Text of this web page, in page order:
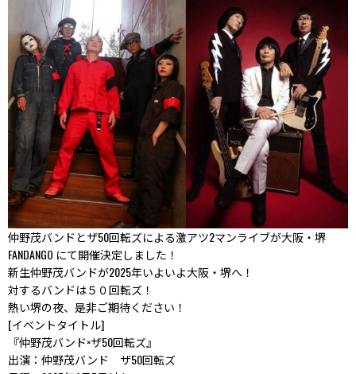
仲野茂バンドとザ50回転ズによる激アツ2マンライブが大阪・堺
FANDANGO にて開催決定しました！
新生仲野茂バンドが2025年いよいよ大阪・堺へ！
対するバンドは５０回転ズ！
熱い堺の夜、是非ご期待ください！
[イベントタイトル]
『仲野茂バンド×ザ50回転ズ』
出演：仲野茂バンド ザ50回転ズ